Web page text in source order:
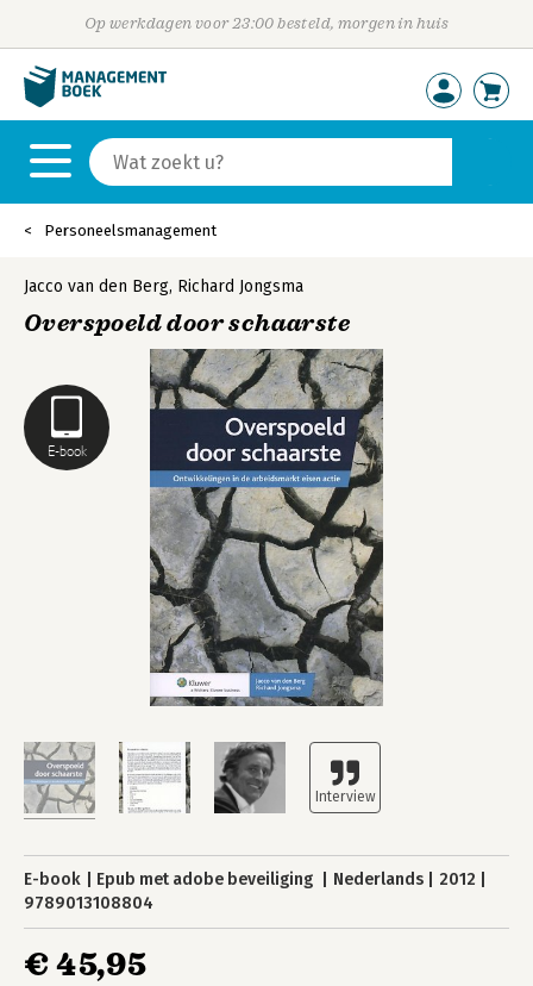
Op werkdagen voor 23:00 besteld, morgen in huis
Personeelsmanagement
E-book
Jacco van den Berg, Richard Jongsma
Overspoeld door schaarste
E-book Epub met adobe beveiliging Nederlands
2012
9789013108804
€ 45,95